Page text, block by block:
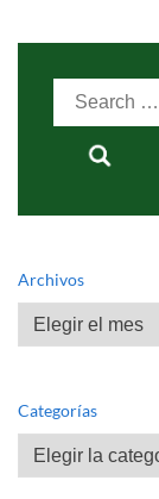
Search
Archivos
Archivos
Categorías
Categorías